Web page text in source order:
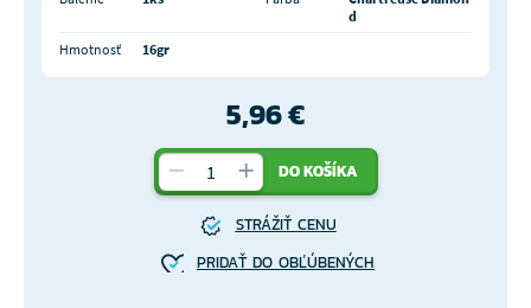
d
Hmotnosť
16gr
5,96 €
DO KOŠÍKA
STRÁŽIŤ CENU
PRIDAŤ DO OBĽÚBENÝCH